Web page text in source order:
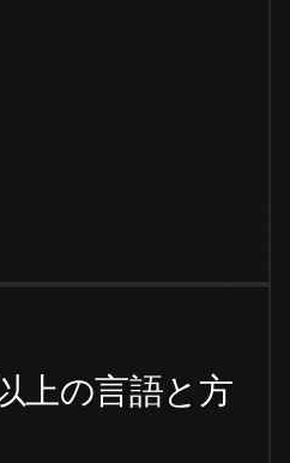
上の言語と方